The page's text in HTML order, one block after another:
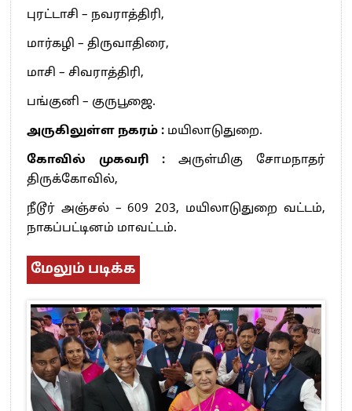
புரட்டாசி – நவராத்திரி,
மார்கழி – திருவாதிரை,
மாசி – சிவராத்திரி,
பங்குனி – குருபூஜை.
அருகிலுள்ள நகரம் : மயிலாடுதுறை.
கோவில் முகவரி : அருள்மிகு சோமநாதர்
திருக்கோவில்,
நீடூர் அஞ்சல் – 609 203, மயிலாடுதுறை வட்டம்,
நாகப்பட்டினம் மாவட்டம்.
மேலும் படிக்க